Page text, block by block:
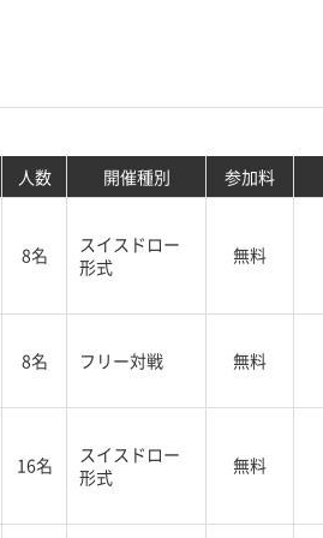
人数 開催種別 参加料
8名
スイスドロー
形式
無料
8名 フリー対戦 無料
16名
スイスドロー
形式
無料